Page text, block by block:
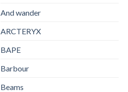
And wander
ARCTERYX
BAPE
Barbour
Beams